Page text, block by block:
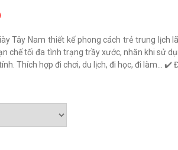
Tây Nam thiết kế phong cách trẻ trung lịch
chế tối đa tình trạng trầy xước, nhăn khi sử
Thích hợp đi chơi, du lịch, đi học, đi làm... ✔️